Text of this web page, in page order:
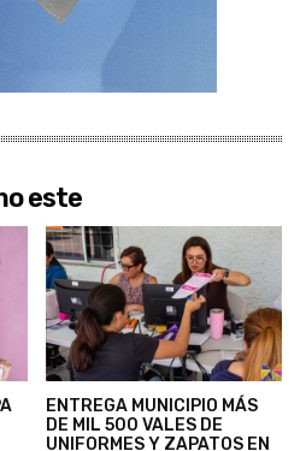
este
ENTREGA MUNICIPIO MÁS
DE MIL 500 VALES DE
UNIFORMES Y ZAPATOS EN